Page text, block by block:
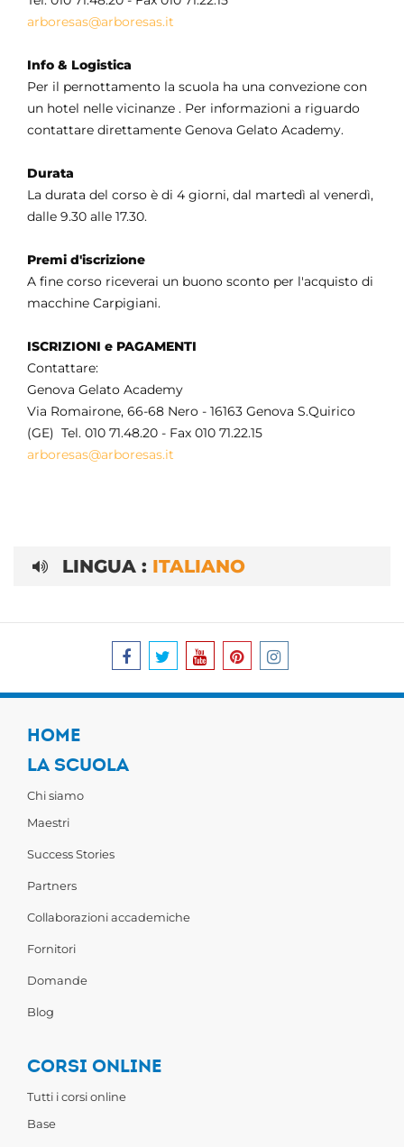
arboresas@arboresas.it
Info & Logistica
Per il pernottamento la scuola ha una convezione con
un hotel nelle vicinanze . Per informazioni a riguardo
contattare direttamente Genova Gelato Academy.
Durata
La durata del corso è di 4 giorni, dal martedì al venerdì,
dalle 9.30 alle 17.30.
Premi d'iscrizione
A fine corso riceverai un buono sconto per l'acquisto di
macchine Carpigiani.
ISCRIZIONI e PAGAMENTI
Contattare:
Genova Gelato Academy
Via Romairone, 66-68 Nero - 16163 Genova S.Quirico
(GE) Tel. 010 71.48.20 - Fax 010 71.22.15
arboresas@arboresas.it
LINGUA : ITALIANO
HOME
LA SCUOLA
Chi siamo
Maestri
Success Stories
Partners
Collaborazioni accademiche
Fornitori
Domande
Blog
CORSI ONLINE
Tutti i corsi online
Base